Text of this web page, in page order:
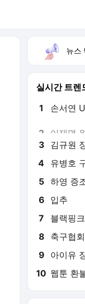
뉴스
실시간 트렌
1 손서연
3 김규원
4 유병호
5 하영 증
6 입추
7 블랙핑
8 축구협회
9 아이유
10 웹툰 환